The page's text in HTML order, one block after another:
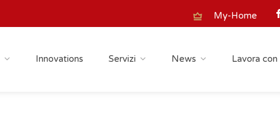
My-Home
Innovations Servizi News Lavora con